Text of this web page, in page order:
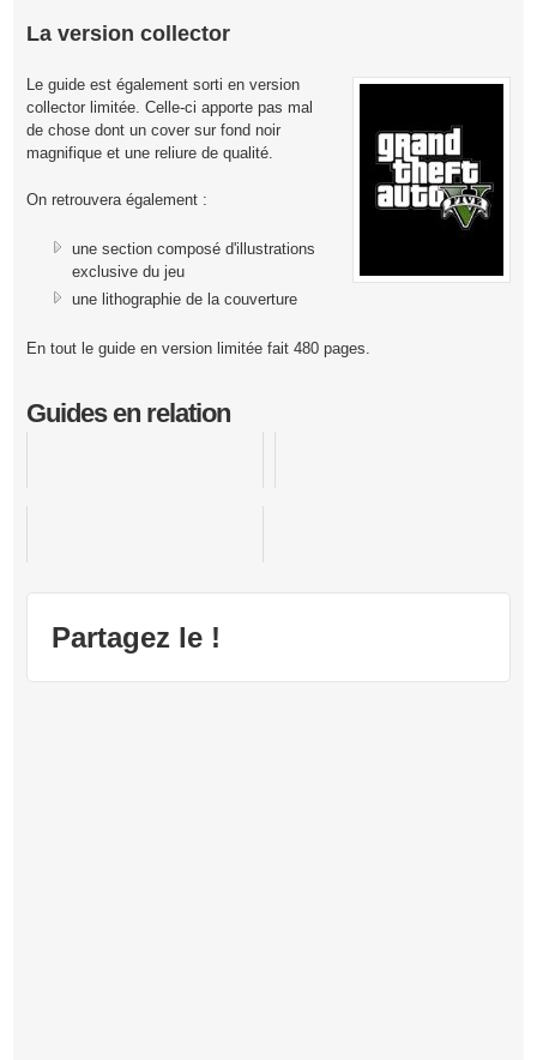
La version collector
Le guide est également sorti en version
collector limitée. Celle-ci apporte pas mal
de chose dont un cover sur fond noir
magnifique et une reliure de qualité.
On retrouvera également :
une section composé d'illustrations
exclusive du jeu
une lithographie de la couverture
En tout le guide en version limitée fait 480 pages.
Guides en relation
Partagez le !